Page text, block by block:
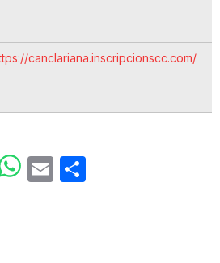
canclariana.inscripcionscc.com/
Email